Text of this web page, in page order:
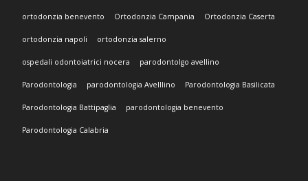
ortodonzia benevento Ortodonzia Campania Ortodonzia Caserta
ortodonzia napoli ortodonzia salerno
ospedali odontoiatrici nocera parodontolgo avellino
Parodontologia parodontologia Avelllino Parodontologia Basilicata
Parodontologia Battipaglia parodontologia benevento
Parodontologia Calabria